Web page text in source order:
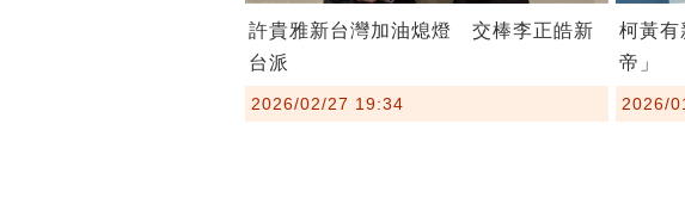
許貴雅新台灣加油熄燈 交棒李正皓新
台派
2026/02/27 19:34
柯黃有
帝」
2026/